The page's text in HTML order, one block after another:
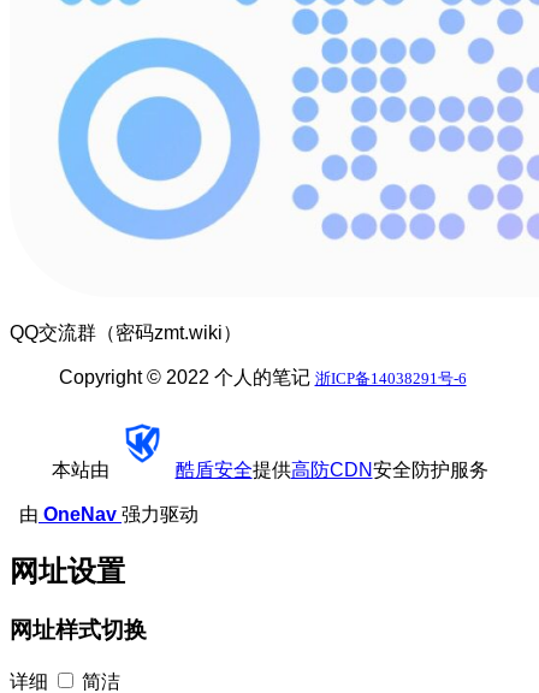
QQ交流群（密码zmt.wiki）
Copyright © 2022 个人的笔记 浙ICP备14038291号-6
本站由 酷盾安全提供高防CDN安全防护服务
由 OneNav 强力驱动
网址设置
网址样式切换
详细 简洁